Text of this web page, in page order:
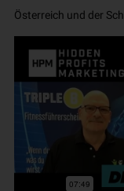
Österreich und der